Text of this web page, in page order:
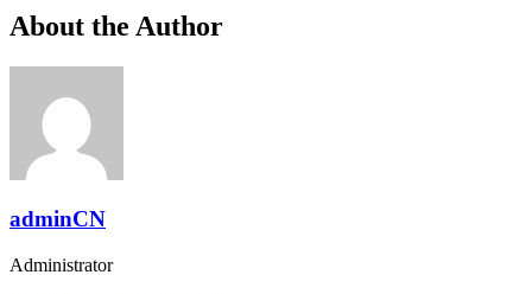
About the Author
adminCN
Administrator